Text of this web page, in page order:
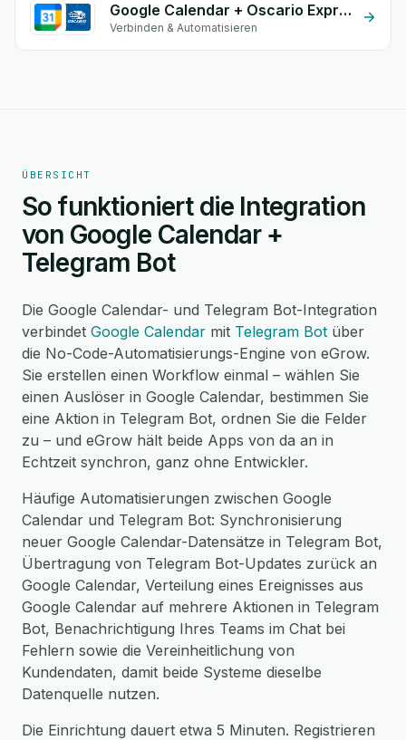
Google Calendar + Oscario Express
Verbinden & Automatisieren
ÜBERSICHT
So funktioniert die Integration
von Google Calendar +
Telegram Bot
Die Google Calendar- und Telegram Bot-Integration
verbindet Google Calendar mit Telegram Bot über
die No-Code-Automatisierungs-Engine von eGrow.
Sie erstellen einen Workflow einmal – wählen Sie
einen Auslöser in Google Calendar, bestimmen Sie
eine Aktion in Telegram Bot, ordnen Sie die Felder
zu – und eGrow hält beide Apps von da an in
Echtzeit synchron, ganz ohne Entwickler.
Häufige Automatisierungen zwischen Google
Calendar und Telegram Bot: Synchronisierung
neuer Google Calendar-Datensätze in Telegram Bot,
Übertragung von Telegram Bot-Updates zurück an
Google Calendar, Verteilung eines Ereignisses aus
Google Calendar auf mehrere Aktionen in Telegram
Bot, Benachrichtigung Ihres Teams im Chat bei
Fehlern sowie die Vereinheitlichung von
Kundendaten, damit beide Systeme dieselbe
Datenquelle nutzen.
Die Einrichtung dauert etwa 5 Minuten. Registrieren